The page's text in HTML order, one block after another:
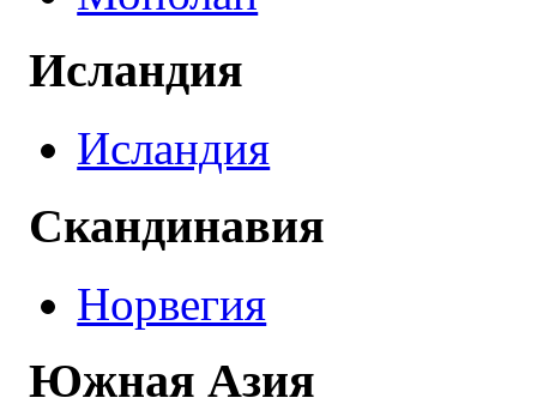
Исландия
Исландия
Скандинавия
Норвегия
Южная Азия